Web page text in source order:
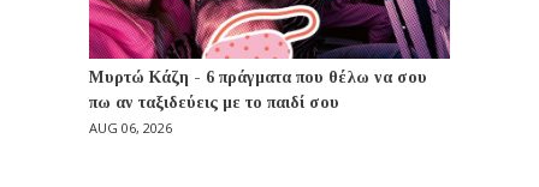
Μυρτώ Κάζη - 6 πράγματα που θέλω να σου
πω αν ταξιδεύεις με το παιδί σου
AUG 06, 2026